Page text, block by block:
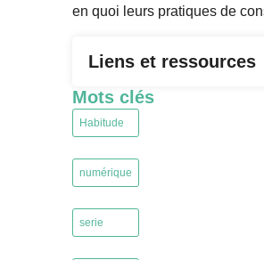
en quoi leurs pratiques de
Liens et ressources
Mots clés
Habitude
numérique
serie